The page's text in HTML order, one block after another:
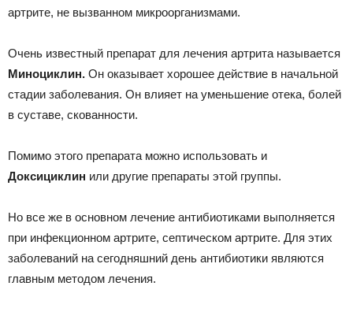
артрите, не вызванном микроорганизмами.
Очень известный препарат для лечения артрита называется
Миноциклин. Он оказывает хорошее действие в начальной
стадии заболевания. Он влияет на уменьшение отека, болей
в суставе, скованности.
Помимо этого препарата можно использовать и
Доксициклин или другие препараты этой группы.
Но все же в основном лечение антибиотиками выполняется
при инфекционном артрите, септическом артрите. Для этих
заболеваний на сегодняшний день антибиотики являются
главным методом лечения.